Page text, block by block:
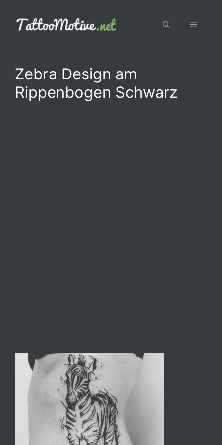
Inhalt
springen
Menü
Zebra Design am
Rippenbogen Schwarz